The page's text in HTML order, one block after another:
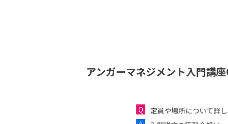
アンガーマネジメント入門講
定員や場所について詳